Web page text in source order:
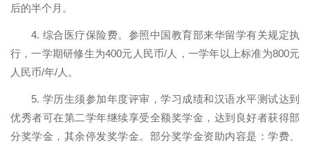
后的半个月。
4. 综合医疗保险费。参照中国教育部来华留学有关规定执
行，一学期研修生为400元人民币/人，一学年以上标准为800元
人民币/年/人。
5. 学历生须参加年度评审，学习成绩和汉语水平测试达到
优秀者可在第二学年继续享受全额奖学金，达到良好者获得部
分奖学金，其余停发奖学金。部分奖学金资助内容是：学费、